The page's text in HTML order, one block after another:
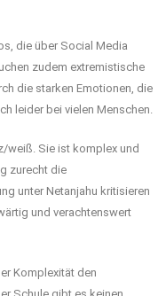
die über Social Media
zudem extremistische
die starken Emotionen, die
leider bei vielen Menschen.
weiß. Sie ist komplex und
zurecht die
unter Netanjahu kritisieren
und verachtenswert
Komplexität den